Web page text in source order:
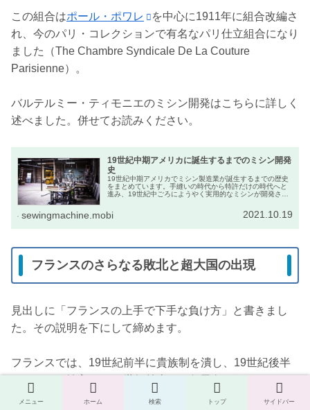
この組合はポール・ポワレ
を中心に1911年に組合改編さ
れ、今のパリ・コレクションで有名なパリ仕立組合になり
ました（The Chambre Syndicale De La Couture
Parisienne）。
バルテルミー・ティモニエのミシン開発はこちらに詳しく
述べました。併せてお読みください。
19世紀中期アメリカに誕生するまでのミシン開発
史
19世紀中期アメリカでミシン製造業が誕生するまでの歴史
をまとめています。手縫いの時代から特許だけの時代へと
進み、19世紀中ごろにようやく実用的なミシンが開発され
sewingmachine.mobi 2021.10.19
フランスのさらなる敗北と超大国の出現
見出しに「フランスの上手で下手な負け方」と書きまし
た。その説明を下にして締めます。
フランスでは、19世紀前半に貴族制を潰し、19世紀後半
ンを意識しはじめました。
メニュー ホーム 検索 トップ サイドバー